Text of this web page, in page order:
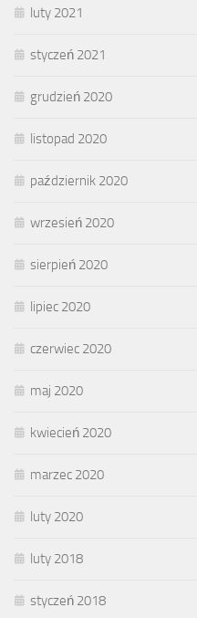
luty 2021
styczeń 2021
grudzień 2020
listopad 2020
październik 2020
wrzesień 2020
sierpień 2020
lipiec 2020
czerwiec 2020
maj 2020
kwiecień 2020
marzec 2020
luty 2020
luty 2018
styczeń 2018